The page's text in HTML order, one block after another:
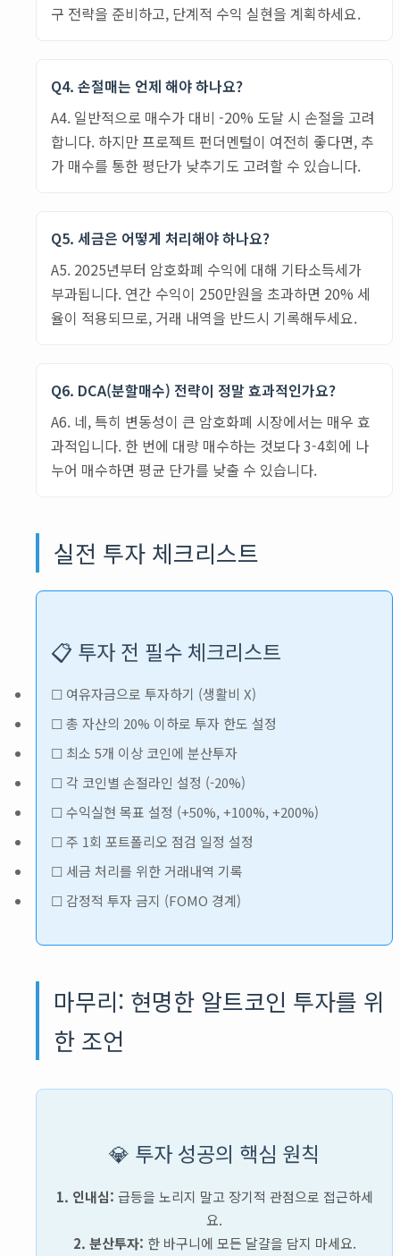
구 전략을 준비하고, 단계적 수익 실현을 계획하세요.
Q4. 손절매는 언제 해야 하나요?
A4. 일반적으로 매수가 대비 -20% 도달 시 손절을 고려
합니다. 하지만 프로젝트 펀더멘털이 여전히 좋다면, 추
가 매수를 통한 평단가 낮추기도 고려할 수 있습니다.
Q5. 세금은 어떻게 처리해야 하나요?
A5. 2025년부터 암호화폐 수익에 대해 기타소득세가
부과됩니다. 연간 수익이 250만원을 초과하면 20% 세
율이 적용되므로, 거래 내역을 반드시 기록해두세요.
Q6. DCA(분할매수) 전략이 정말 효과적인가요?
A6. 네, 특히 변동성이 큰 암호화폐 시장에서는 매우 효
과적입니다. 한 번에 대량 매수하는 것보다 3-4회에 나
누어 매수하면 평균 단가를 낮출 수 있습니다.
실전 투자 체크리스트
📋 투자 전 필수 체크리스트
☐ 여유자금으로 투자하기 (생활비 X)
☐ 총 자산의 20% 이하로 투자 한도 설정
☐ 최소 5개 이상 코인에 분산투자
☐ 각 코인별 손절라인 설정 (-20%)
☐ 수익실현 목표 설정 (+50%, +100%, +200%)
☐ 주 1회 포트폴리오 점검 일정 설정
☐ 세금 처리를 위한 거래내역 기록
☐ 감정적 투자 금지 (FOMO 경계)
마무리: 현명한 알트코인 투자를 위
한 조언
💎 투자 성공의 핵심 원칙
1. 인내심: 급등을 노리지 말고 장기적 관점으로 접근하세
요.
2. 분산투자: 한 바구니에 모든 달걀을 담지 마세요.